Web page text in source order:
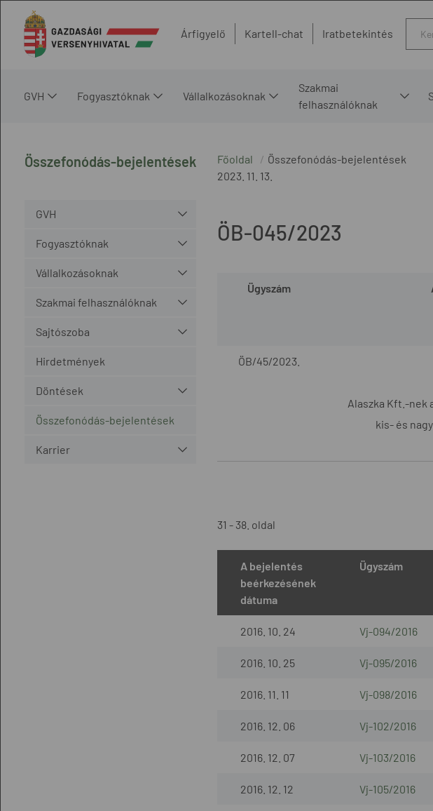
Árfigyelő Kartell-chat Iratbetekintés
GVH Fogyasztóknak Vállalkozásoknak
Szakmai
felhasználóknak
Összefonódás-bejelentések
GVH
Fogyasztóknak
Vállalkozásoknak
Szakmai felhasználóknak
Sajtószoba
Hirdetmények
Döntések
Összefonódás-bejelentések
Karrier
Főoldal
Összefonódás-bejelentések
2023. 11. 13.
ÖB-045/2023
Ügyszám
ÖB/45/2023.
Alaszka Kft.-nek
kis- és
31 - 38. oldal
A bejelentés
beérkezésének
dátuma
Ügyszám
2016. 10. 24 Vj-094/2016
2016. 10. 25 Vj-095/2016
2016. 11. 11 Vj-098/2016
2016. 12. 06 Vj-102/2016
2016. 12. 07 Vj-103/2016
2016. 12. 12 Vj-105/2016